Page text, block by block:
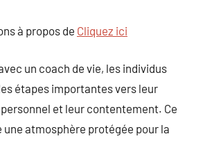
à propos de Cliquez ici
un coach de vie, les individus
étapes importantes vers leur
et leur contentement. Ce
atmosphère protégée pour la